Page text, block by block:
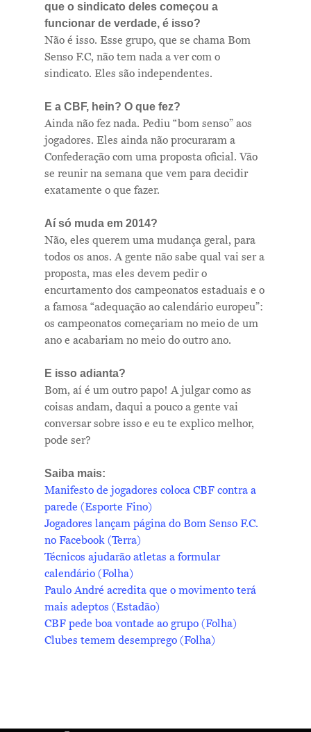
que o sindicato deles começou a
funcionar de verdade, é isso?
Não é isso. Esse grupo, que se chama Bom
Senso F.C, não tem nada a ver com o
sindicato. Eles são independentes.
E a CBF, hein? O que fez?
Ainda não fez nada. Pediu “bom senso” aos
jogadores. Eles ainda não procuraram a
Confederação com uma proposta oficial. Vão
se reunir na semana que vem para decidir
exatamente o que fazer.
Aí só muda em 2014?
Não, eles querem uma mudança geral, para
todos os anos. A gente não sabe qual vai ser a
proposta, mas eles devem pedir o
encurtamento dos campeonatos estaduais e o
a famosa “adequação ao calendário europeu”:
os campeonatos começariam no meio de um
ano e acabariam no meio do outro ano.
E isso adianta?
Bom, aí é um outro papo! A julgar como as
coisas andam, daqui a pouco a gente vai
conversar sobre isso e eu te explico melhor,
pode ser?
Saiba mais:
Manifesto de jogadores coloca CBF contra a
parede (Esporte Fino)
Jogadores lançam página do Bom Senso F.C.
no Facebook (Terra)
Técnicos ajudarão atletas a formular
calendário (Folha)
Paulo André acredita que o movimento terá
mais adeptos (Estadão)
CBF pede boa vontade ao grupo (Folha)
Clubes temem desemprego (Folha)
Newsletter
Contatos